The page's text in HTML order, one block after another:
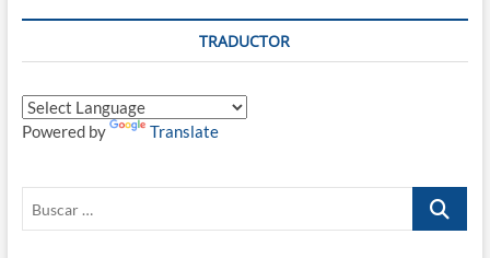
TRADUCTOR
Powered by Translate
Buscar